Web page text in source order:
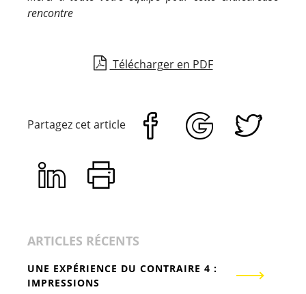
rencontre
Télécharger en PDF
Partagez cet article
ARTICLES RÉCENTS
UNE EXPÉRIENCE DU CONTRAIRE 4 :
IMPRESSIONS